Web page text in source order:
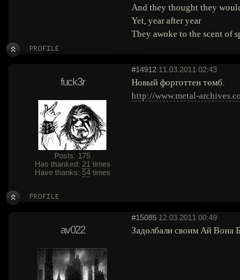
And they thought they
Yet, year after year
They awoke to the scent of
#14912 11.03.2011 02:43
fuck3r
Posts: 175
Has thanked: 21 times
Have thanks: 54times
Новый форготтен томб.
http://www.metal-
#15085 12.03.2011 00:49
av022 Задолбали своим Ай Вона